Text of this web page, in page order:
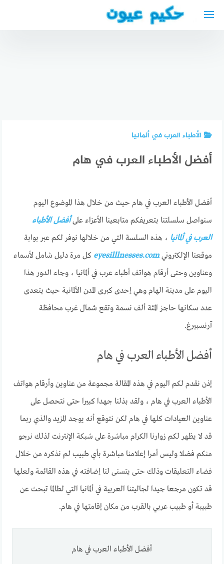
الأطباء العرب في ألمانيا
أفضل الأطباء العرب في هام
أفضل الأطباء العرب في هام حيث من خلال هذا الموضوع اليوم
سنواصل سلسلتنا بتعريفكم متابعينا الأعزاء علىأفضل الأطباء
العرب في ألمانيا ، هذه السلسة التي من خلالها نوفر لكم عبر بوابة
موقعنا الإلكترونيeyesilllnesses.com كل مرة دليل شامل لأسماء
وعناوين وحتى أرقام هواتف أطباء عرب في ألمانيا ، وجاء الدور هذا
اليوم على مدينة الهام وهي إحدى كبرى المدن الألمانية حيث يتعدى
عدد سكانها حاجز المئة ألف نسمة وتقع شمال غرب محافظة
آرنسبيرغ.
أفضل الأطباء العرب في هام
إذن نقدم لكم اليوم في هذه المقالة مجموعة من عناوين وأرقام هواتف
الأطباء العرب في هام ، ولقد بذلنا جهدا كبيرا حتى نتحصل على
عناوين العيادات كلها في هام لكن نتوقع أنه يوجد المزيد والذي ربما
قد لا يظهر لكم زوارنا الكرام مباشرة على شبكة الإنترنت لذلك نرجو
منكم فضلا وليس أمرا إعلامنا مباشرة بأي طبيب لم نذكره من خلال
فضاء التعليقات وذلك حتى يتسنى لنا إضافته في هذه القائمة ولعلها
قد تكون مرجعا جيدا لجاليتنا العربية في ألمانيا التي لطالما تبحث عن
طبيبة أو طبيب عربي بالقرب من مكان إقامتها في هام.
أفضل الأطباء العرب في هام